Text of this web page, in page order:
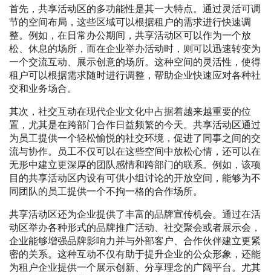
首先，共享活动区的多功能性是其一大特点。通过灵活可调
节的空间布局，这些区域可以根据租户的需求进行快速调
整。例如，在日常办公期间，共享活动区可以作为一个放
松、休息的场所，而在企业举办活动时，则可以迅速转变为
一个交流互动、展示创意的场所。这种空间的灵活性，使得
租户可以根据需求随时进行调整，帮助企业快速应对各种社
交和业务场合。
其次，社交互动在现代企业文化中占据着越来越重要的位
置，尤其是在跨部门合作日益频繁的今天。共享活动区通过
为员工提供一个轻松愉悦的社交环境，促进了同事之间的交
流与协作。员工不仅可以在这些空间中放松心情，还可以在
无形中建立更深厚的团队感情和跨部门的联系。例如，该项
目的共享活动区内设有可供小组讨论的开放空间，能够为不
同团队的员工提供一个不拘一格的合作场所。
共享活动区还为企业提供了丰富的品牌宣传机会。通过在活
动区举办各种形式的品牌推广活动、社交聚会或者展示会，
企业能够增强品牌影响力并与外部客户、合作伙伴建立更紧
密的关系。这种互动不仅有助于提升企业的公众形象，还能
为租户企业提供一个展示创新、分享理念的广阔平台。尤其